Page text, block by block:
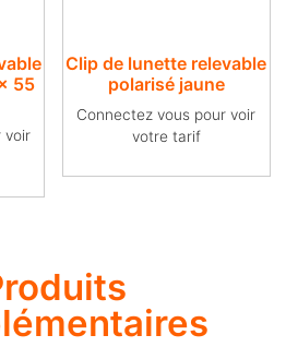
55
voir
Clip de lunette relevable
polarisé jaune
Connectez vous pour voir
votre tarif